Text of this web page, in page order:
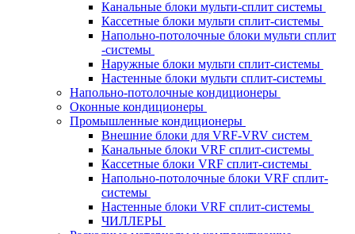
Канальные блоки мульти-сплит системы
Кассетные блоки мульти сплит-системы
Напольно-потолочные блоки мульти сплит
-системы
Наружные блоки мульти сплит-системы
Настенные блоки мульти сплит-системы
Напольно-потолочные кондиционеры
Оконные кондиционеры
Промышленные кондиционеры
Внешние блоки для VRF-VRV систем
Канальные блоки VRF сплит-системы
Кассетные блоки VRF сплит-системы
Напольно-потолочные блоки VRF сплит-
системы
Настенные блоки VRF сплит-системы
ЧИЛЛЕРЫ